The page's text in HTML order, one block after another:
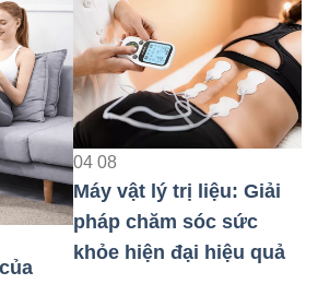
04 08
Máy vật lý trị liệu: Giải
pháp chăm sóc sức
khỏe hiện đại hiệu quả